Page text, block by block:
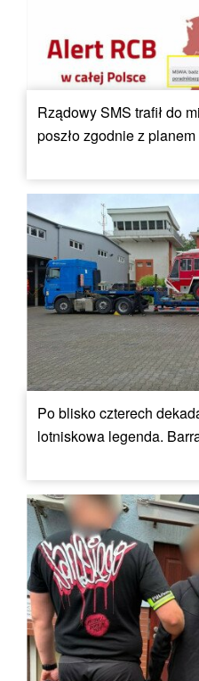
Rządowy SMS trafił do
poszło zgodnie z planem
Po blisko czterech
lotniskowa legenda.